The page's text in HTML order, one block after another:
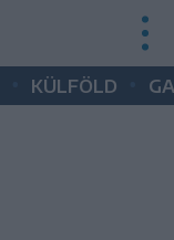
KÜLFÖLD